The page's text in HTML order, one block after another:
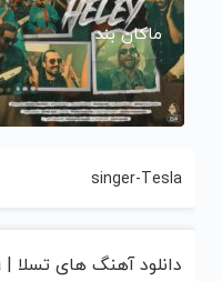
ماکان بند
singer-Tesla
دانلود آهنگ های تسلا | Tesla